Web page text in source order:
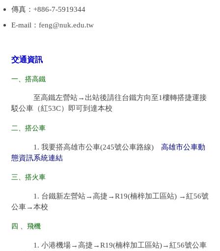
傳真：+886-7-5919344
E-mail： feng@nuk.edu.tw
交通資訊
一、搭高鐵
至高鐵左營站→出站後請往台鐵方向至1樓轉搭捷運接
駁公車（紅53C）即可到達本校
二、搭公車
1. 我要搭高雄市公車(245號公車路線) 高雄市公車動
態資訊系統連結
三、搭火車
1. 台鐵新左營站→高捷→R19(楠梓加工區站) →紅56號
公車→本校
四 、飛機
1. 小港機場→高捷→R19(楠梓加工區站)→紅56號公車